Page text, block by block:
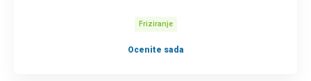
Friziranje
Ocenite sada